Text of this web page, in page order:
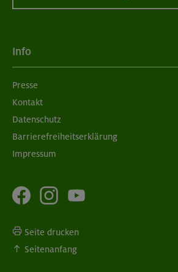
Info
Presse
Kontakt
Datenschutz
Barrierefreiheitserklärung
Impressum
Seite drucken
Seitenanfang